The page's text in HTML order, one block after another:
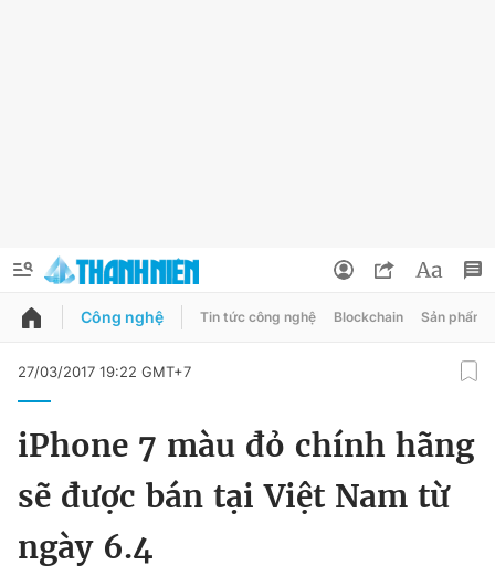
QUẢNG CÁO ĐẶT BÁO
Chuyên mục khác
Chào ngày mới
Đổi mật khẩu
Tin đã lưu
Tin đã xem
Công nghệ Tin tức công nghệ Blockchain Sản phẩm
27/03/2017 19:22 GMT+7
iPhone 7 màu đỏ chính hãng
sẽ được bán tại Việt Nam từ
ngày 6.4